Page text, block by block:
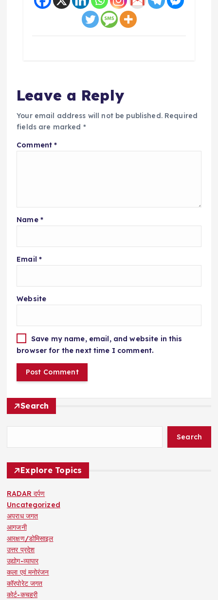
Leave a Reply
Your email address will not be published. Required
fields are marked *
Comment*
Name *
Email *
Website
Save my name, email, and website in this
browser for the next time I comment.
Search
Search
Explore Topics
RADAR दर्पण
Uncategorized
अपराध जगत
आगजनी
आरक्षण/डोमिसाइल
उत्तर प्रदेश
उद्योग-व्यापार
कला एवं मनोरंजन
कॉरपोरेट जगत
कोर्ट-कचहरी